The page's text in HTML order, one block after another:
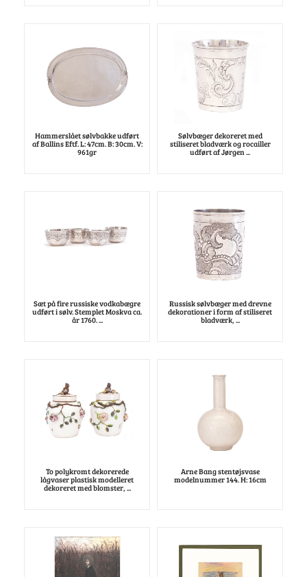
Hammerslået sølvbakke udført
af Ballins Eftf. L: 47cm. B: 30cm. V:
961gr
Sølvbæger dekoreret med
stiliseret bladværk og rocailler
udført af Jørgen ...
Sæt på fire russiske vodkabægre
udført i sølv. Stemplet Moskva ca.
år 1760. ...
Russisk sølvbæger med drevne
dekorationer i form af stiliseret
bladværk, ...
To polykromt dekorerede
lågvaser plastisk modelleret
dekoreret med blomster, ...
Arne Bang stentøjsvase
modelnummer 144. H: 16cm